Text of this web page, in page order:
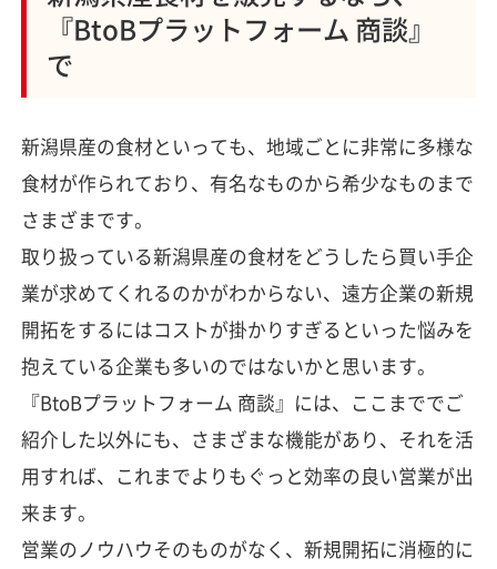
『BtoBプラットフォーム 商談』
で
新潟県産の食材といっても、地域ごとに非常に多様な
食材が作られており、有名なものから希少なものまで
さまざまです。
取り扱っている新潟県産の食材をどうしたら買い手企
業が求めてくれるのかがわからない、遠方企業の新規
開拓をするにはコストが掛かりすぎるといった悩みを
抱えている企業も多いのではないかと思います。
『BtoBプラットフォーム 商談』には、ここまででご
紹介した以外にも、さまざまな機能があり、それを活
用すれば、これまでよりもぐっと効率の良い営業が出
来ます。
営業のノウハウそのものがなく、新規開拓に消極的に